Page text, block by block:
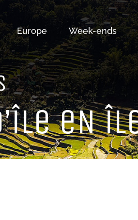
Europe Week-ends
eN